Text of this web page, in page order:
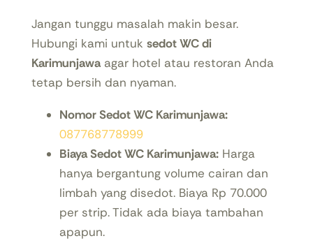
Jangan tunggu masalah makin besar.
Hubungi kami untuk sedot WC di
Karimunjawa agar hotel atau restoran Anda
tetap bersih dan nyaman.
Nomor Sedot WC Karimunjawa:
087768778999
Biaya Sedot WC Karimunjawa: Harga
hanya bergantung volume cairan dan
limbah yang disedot. Biaya Rp 70.000
per strip. Tidak ada biaya tambahan
apapun.